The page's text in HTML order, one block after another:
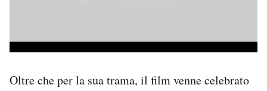
Oltre che per la sua trama, il film venne celebrato